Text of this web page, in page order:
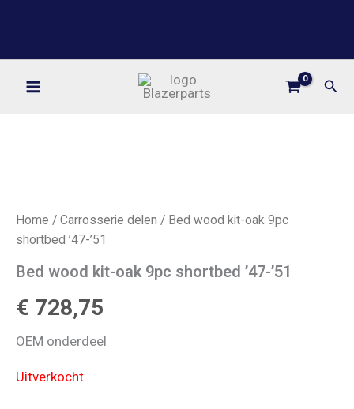
inhoud
Home / Carrosserie delen / Bed wood kit-oak 9pc
shortbed ’47-’51
Bed wood kit-oak 9pc shortbed ’47-’51
€ 728,75
OEM onderdeel
Uitverkocht